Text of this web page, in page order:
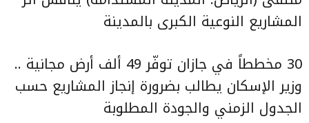
المشاريع النوعية الكبرى بالمدينة
30 مخططاً في جازان توفّر 49 ألف أرض مجانية ..
وزير الإسكان يطالب بضرورة إنجاز المشاريع حسب
الجدول الزمني والجودة المطلوبة